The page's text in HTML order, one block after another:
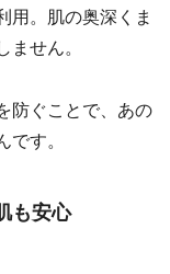
用。肌の奥深くま
ません。
防ぐことで、あの
です。
も安心